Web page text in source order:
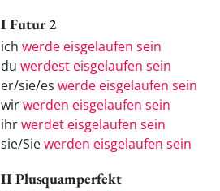
I Futur 2
ich werde eisgelaufen sein
du werdest eisgelaufen sein
er/sie/es werde eisgelaufen sein
wirwerden eisgelaufen sein
ihrwerdet eisgelaufen sein
sie/Siewerden eisgelaufen sein
II Plusquamperfekt